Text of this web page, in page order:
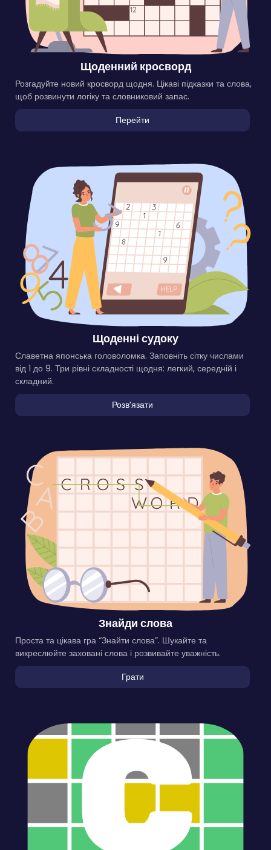
Щоденний кросворд
Розгадуйте новий кросворд щодня. Цікаві підказки та слова,
щоб розвинути логіку та словниковий запас.
Перейти
Щоденні судоку
Славетна японська головоломка. Заповніть сітку числами
від 1 до 9. Три рівні складності щодня: легкий, середній і
складний.
Розвʼязати
Знайди слова
Проста та цікава гра “Знайти слова”. Шукайте та
викреслюйте заховані слова і розвивайте уважність.
Грати